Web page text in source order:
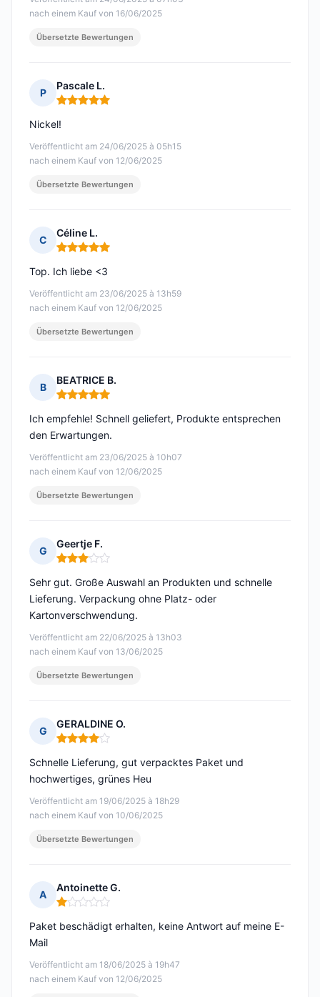
nach einem Kauf von 16/06/2025
Übersetzte Bewertungen
P
Pascale L.
Hinweis: 5 von 5
Veröffentlicht am 24/06/2025 à 05h15
nach einem Kauf von 12/06/2025
Nickel!
Übersetzte Bewertungen
C
Céline L.
Hinweis: 5 von 5
Veröffentlicht am 23/06/2025 à 13h59
nach einem Kauf von 12/06/2025
Top. Ich liebe <3
Übersetzte Bewertungen
B
BEATRICE B.
Hinweis: 5 von 5
Veröffentlicht am 23/06/2025 à 10h07
nach einem Kauf von 12/06/2025
Ich empfehle! Schnell geliefert, Produkte entsprechen
den Erwartungen.
Übersetzte Bewertungen
G
Geertje F.
Hinweis: 3 von 5
Veröffentlicht am 22/06/2025 à 13h03
nach einem Kauf von 13/06/2025
Sehr gut. Große Auswahl an Produkten und schnelle
Lieferung. Verpackung ohne Platz- oder
Kartonverschwendung.
Übersetzte Bewertungen
G
GERALDINE O.
Hinweis: 4 von 5
Veröffentlicht am 19/06/2025 à 18h29
nach einem Kauf von 10/06/2025
Schnelle Lieferung, gut verpacktes Paket und
hochwertiges, grünes Heu
Übersetzte Bewertungen
A
Antoinette G.
Hinweis: 1 von 5
Veröffentlicht am 18/06/2025 à 19h47
nach einem Kauf von 12/06/2025
Paket beschädigt erhalten, keine Antwort auf meine E-
Mail